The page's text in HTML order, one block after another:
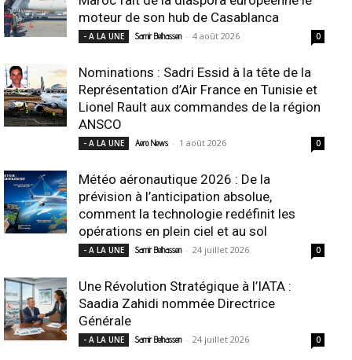
moteur de son hub de Casablanca
- A LA UNE Samir Belhassen - 4 août 2026 0
Nominations : Sadri Essid à la tête de la
Représentation d’Air France en Tunisie et
Lionel Rault aux commandes de la région
ANSCO
- A LA UNE Aero News - 1 août 2026 0
Météo aéronautique 2026 : De la
prévision à l’anticipation absolue,
comment la technologie redéfinit les
opérations en plein ciel et au sol
- A LA UNE Samir Belhassen - 24 juillet 2026 0
Une Révolution Stratégique à l’IATA :
Saadia Zahidi nommée Directrice
Générale
- A LA UNE Samir Belhassen - 24 juillet 2026 0